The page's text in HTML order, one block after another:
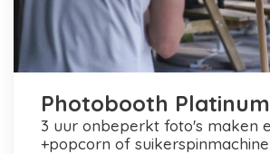
Photobooth Platinum
3 uur onbeperkt foto's maken en printen
+popcorn of suikerspinmachine